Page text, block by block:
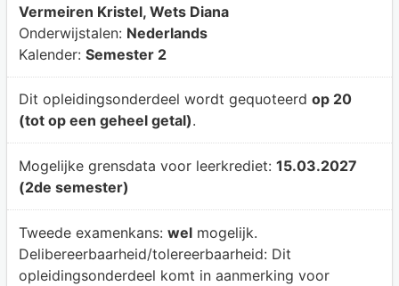
Vermeiren Kristel, Wets Diana
Onderwijstalen: Nederlands
Kalender: Semester 2
Dit opleidingsonderdeel wordt gequoteerd op 20
(tot op een geheel getal).
Mogelijke grensdata voor leerkrediet: 15.03.2027
(2de semester)
Tweede examenkans: welmogelijk.
Delibereerbaarheid/tolereerbaarheid: Dit
opleidingsonderdeel komt in aanmerking voor